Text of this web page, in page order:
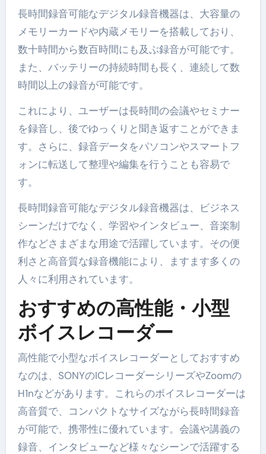
長時間録音可能なデジタル録音機器は、大容量の
メモリーカードや内蔵メモリーを搭載しており、
数十時間から数百時間にも及ぶ録音が可能です。
また、バッテリーの持続時間も長く、連続して数
時間以上の録音が可能です。
これにより、ユーザーは長時間の会議やセミナー
を録音し、後でゆっくりと聞き返すことができま
す。さらに、録音データをパソコンやスマートフ
ォンに転送して整理や編集を行うことも容易で
す。
長時間録音可能なデジタル録音機器は、ビジネス
シーンだけでなく、学習やインタビュー、音楽制
作などさまざまな用途で活躍しています。その便
利さと高音質な録音機能により、ますます多くの
人々に利用されています。
おすすめの高性能・小型
ボイスレコーダー
高性能で小型なボイスレコーダーとしておすすめ
なのは、SONYのICレコーダーシリーズやZoomの
H1nなどがあります。これらのボイスレコーダーは
高音質で、コンパクトなサイズながら長時間録音
が可能で、携帯性に優れています。会議や講義の
録音、インタビューなど様々なシーンで活躍する